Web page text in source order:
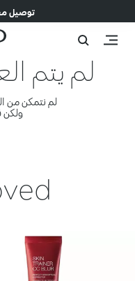
توصيل
لم يتم
لم نتمكن من
ولكن